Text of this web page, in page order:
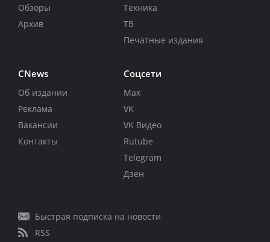
Обзоры
Архив
Техника
ТВ
Печатные издания
CNews
Об издании
Реклама
Вакансии
Контакты
Соцсети
Max
VK
VK Видео
Rutube
Telegram
Дзен
Быстрая подписка на новости
RSS